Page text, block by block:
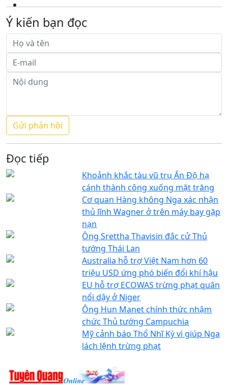
Ý kiến bạn đọc
Đọc tiếp
Khoảnh khắc tàu vũ trụ Ấn Độ hạ
cánh thành công xuống mặt trăng
Cơ quan Hàng không Nga xác nhận
thủ lĩnh Wagner ở trên máy bay gặp
nạn
Ông Srettha Thavisin đắc cử Thủ
tướng Thái Lan
Australia hỗ trợ Việt Nam hơn 60
triệu USD ứng phó biến đổi khí hậu
EU hỗ trợ ECOWAS trừng phạt quân
nổi dậy ở Niger
Ông Hun Manet chính thức nhậm
chức Thủ tướng Campuchia
Mỹ cảnh báo Thổ Nhĩ Kỳ vì giúp Nga
lách lệnh trừng phạt